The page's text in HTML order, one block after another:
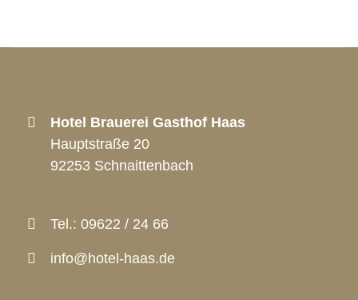
Hotel Brauerei Gasthof Haas
Hauptstraße 20
92253 Schnaittenbach
Tel.: 09622 / 24 66
info@hotel-haas.de